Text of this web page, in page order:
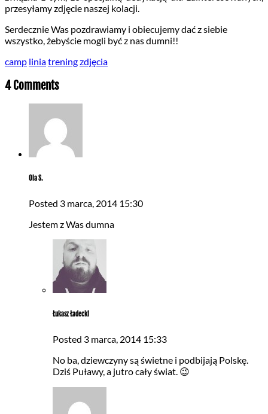
przesyłamy zdjęcie naszej kolacji.
Serdecznie Was pozdrawiamy i obiecujemy dać z siebie
wszystko, żebyście mogli być z nas dumni!!
camp liniatreningzdjęcia
4 Comments
Ola S.
Posted 3 marca, 2014 15:30
Jestem z Was dumna
Łukasz Ładecki
Posted 3 marca, 2014 15:33
No ba, dziewczyny są świetne i podbijają Polskę.
Dziś Puławy, a jutro cały świat. 😉